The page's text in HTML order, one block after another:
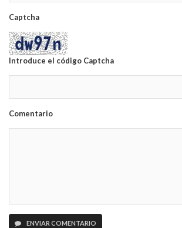
Captcha
Introduce el código Captcha
Comentario
ENVIAR COMENTARIO